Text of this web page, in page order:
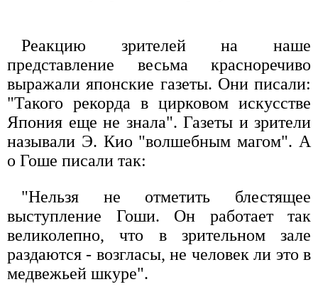
Реакцию зрителей на наше
представление весьма красноречиво
выражали японские газеты. Они писали:
"Такого рекорда в цирковом искусстве
Япония еще не знала". Газеты и зрители
называли Э. Кио "волшебным магом". А
о Гоше писали так:
"Нельзя не отметить блестящее
выступление Гоши. Он работает так
великолепно, что в зрительном зале
раздаются - возгласы, не человек ли это в
медвежьей шкуре".